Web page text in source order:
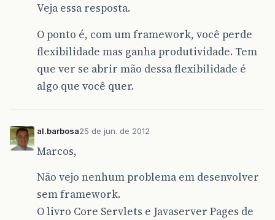
Veja essa resposta.
O ponto é, com um framework, você perde
flexibilidade mas ganha produtividade. Tem
que ver se abrir mão dessa flexibilidade é
algo que você quer.
al.barbosa25 de jun. de 2012
Marcos,
Não vejo nenhum problema em desenvolver
sem framework.
O livro Core Servlets e Javaserver Pages de